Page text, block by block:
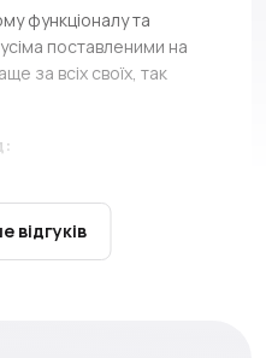
відгуків
функціоналу та
поставленими на
за всіх своїх, так
high load during the queue,